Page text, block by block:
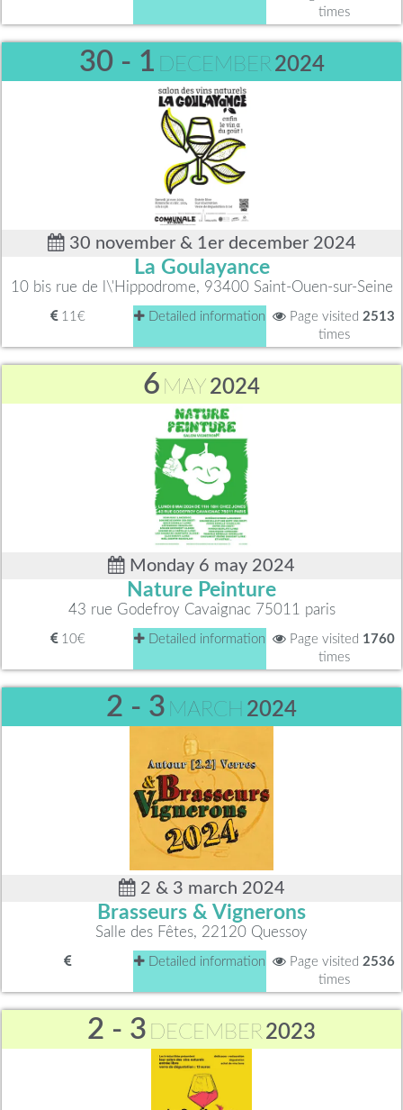
times
30 - 1 DECEMBER2024
30 november & 1er december 2024
La Goulayance
10 bis rue de l\'Hippodrome, 93400 Saint-Ouen-sur-Seine
11€ Detailed information Page visited 2513
times
6 MAY 2024
Monday 6 may 2024
Nature Peinture
43 rue Godefroy Cavaignac 75011 paris
10€ Detailed information Page visited 1760
times
2 - 3 MARCH 2024
2 & 3 march 2024
Brasseurs & Vignerons
Salle des Fêtes, 22120 Quessoy
Detailed information Page visited 2536
times
2 - 3 DECEMBER2023